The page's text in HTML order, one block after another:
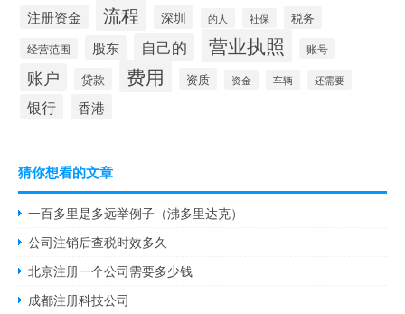
注册资金 流程 深圳 的人 社保 税务
经营范围 股东 自己的 营业执照 账号
账户 贷款 费用 资质 资金 车辆 还需要
银行 香港
猜你想看的文章
一百多里是多远举例子（沸多里达克）
公司注销后查税时效多久
北京注册一个公司需要多少钱
成都注册科技公司